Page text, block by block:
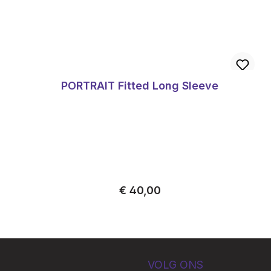
PORTRAIT Fitted Long Sleeve
Normale prijs:
€ 40,00
VOLG ONS